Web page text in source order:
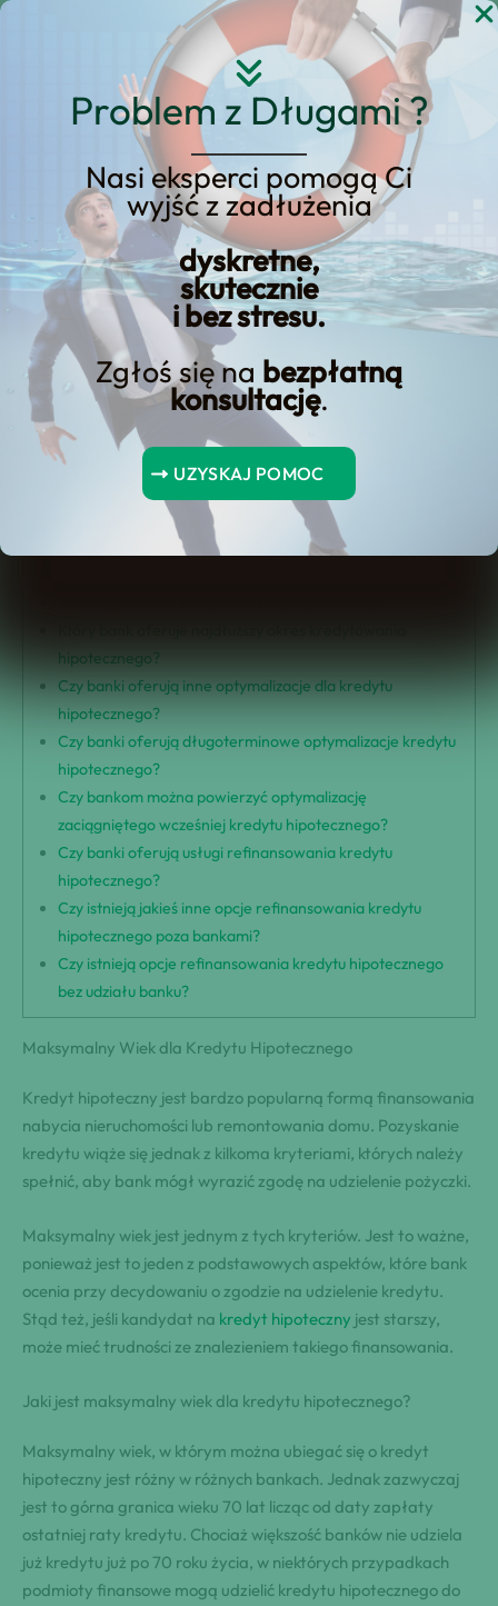
Problem z Długami ?
Nasi eksperci pomogą Ci
wyjść z zadłużenia
dyskretne,
skutecznie
i bez stresu.
Zgłoś się na bezpłatną
konsultację.
UZYSKAJ POMOC
Przejdź
Maksymalny Wiek dla
Kredytu Hipotecznego
Spis Treści
Maksymalny Wiek dla Kredytu Hipotecznego
Jaki jest maksymalny wiek dla kredytu hipotecznego?
Czy istnieją wyjątki od tej zasady?
hipotecznego?
Czy banki oferują inne optymalizacje dla kredytu
hipotecznego?
Czy banki oferują długoterminowe optymalizacje kredytu
hipotecznego?
Czy bankom można powierzyć optymalizację
zaciągniętego wcześniej kredytu hipotecznego?
Czy banki oferują usługi refinansowania kredytu
hipotecznego?
Czy istnieją jakieś inne opcje refinansowania kredytu
hipotecznego poza bankami?
Czy istnieją opcje refinansowania kredytu hipotecznego
bez udziału banku?
Maksymalny Wiek dla Kredytu Hipotecznego
Kredyt hipoteczny jest bardzo popularną formą finansowania
nabycia nieruchomości lub remontowania domu. Pozyskanie
kredytu wiąże się jednak z kilkoma kryteriami, których należy
spełnić, aby bank mógł wyrazić zgodę na udzielenie pożyczki.
Maksymalny wiek jest jednym z tych kryteriów. Jest to ważne,
ponieważ jest to jeden z podstawowych aspektów, które bank
ocenia przy decydowaniu o zgodzie na udzielenie kredytu.
Stąd też, jeśli kandydat na kredyt hipoteczny jest starszy,
może mieć trudności ze znalezieniem takiego finansowania.
Jaki jest maksymalny wiek dla kredytu hipotecznego?
Maksymalny wiek, w którym można ubiegać się o kredyt
hipoteczny jest różny w różnych bankach. Jednak zazwyczaj
jest to górna granica wieku 70 lat licząc od daty zapłaty
ostatniej raty kredytu. Chociaż większość banków nie udziela
już kredytu już po 70 roku życia, w niektórych przypadkach
podmioty finansowe mogą udzielić kredytu hipotecznego do